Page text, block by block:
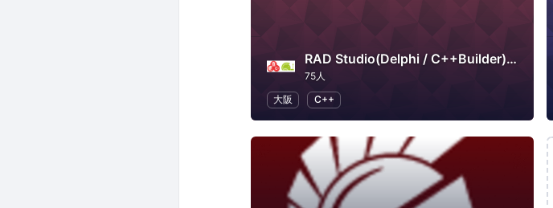
RAD Studio(Delphi / C++Builder)勉強会
75人
大阪
C++